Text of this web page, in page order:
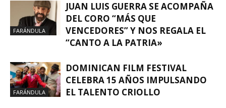
FARÁNDULA
JUAN LUIS GUERRA SE ACOMPAÑA
DEL CORO “MÁS QUE
VENCEDORES” Y NOS REGALA EL
“CANTO A LA PATRIA»
FARÁNDULA
DOMINICAN FILM FESTIVAL
CELEBRA 15 AÑOS IMPULSANDO
EL TALENTO CRIOLLO